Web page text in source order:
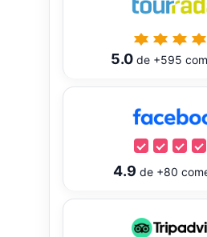
5.0de +595
4.9 de +80